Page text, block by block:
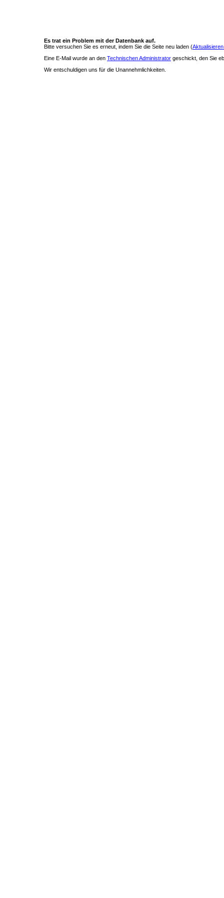
Es trat ein Problem mit der Datenbank auf.
Bitte versuchen Sie es erneut, indem Sie die Seite neu laden (
Eine E-Mail wurde an den Technischen Administrator geschickt, den Sie
Wir entschuldigen uns für die Unannehmlichkeiten.